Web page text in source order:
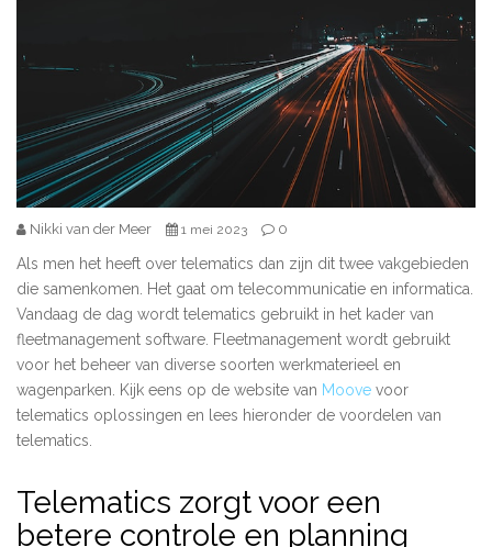
Nikki van der Meer 1 mei 2023 0
Als men het heeft over telematics dan zijn dit twee vakgebieden
die samenkomen. Het gaat om telecommunicatie en informatica.
Vandaag de dag wordt telematics gebruikt in het kader van
fleetmanagement software. Fleetmanagement wordt gebruikt
voor het beheer van diverse soorten werkmaterieel en
wagenparken. Kijk eens op de website van Moove voor
telematics oplossingen en lees hieronder de voordelen van
telematics.
Telematics zorgt voor een
betere controle en planning